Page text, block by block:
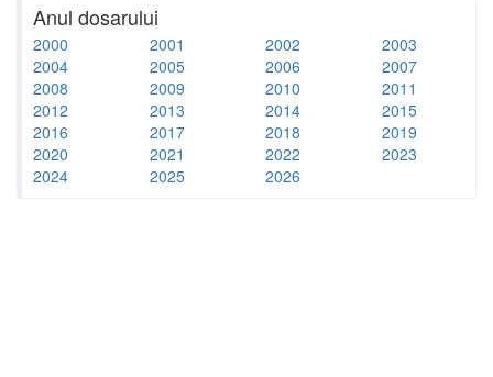
Anul dosarului
2000 2001 2002
2003
2004
2005 2006
2007
2008
2009 2010
2011
2012
2013 2014
2015
2016
2017 2018
2019
2020
2021 2022
2023
2024
2025 2026